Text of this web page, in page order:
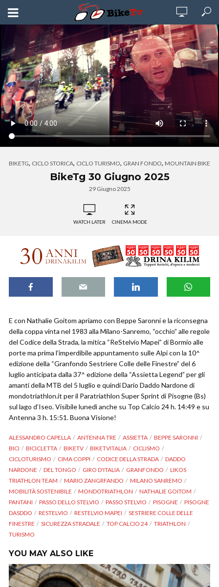
BIKETG, CICLO STORICA, CICLO TURISMO, GRAN FONDO, MOUNTAIN BIKE
BikeTg 30 Giugno 2025
29 Giugno 2025
WATCH LATER CINEMA MODE
E con Nathalie Goitom apriamo con Beppe Saronni e la riconsegna
della coppa vinta nel 1983 alla Milano-Sanremo, “occhio” alle regole
del Codice della Strada, la mitica “ReStelvio Mapei” di Bormio alle
porte ma prima l’imperdibile appuntamento sulle Alpi con la 10^
edizione della “Granfondo Sestriere Colle delle Finestre” del 6
luglio anticipata dalla 37^ edizione della “Assietta Legend” per gli
amanti della MTB del 5 luglio e quindi Dario Daddo Nardone di
mondotriathlon.it per il Paratriathlon Super Sprint di Pisogne (Bs)
sul lago d’Iseo. Visibile lunedì anche su Top Calcio 24 h. 14:49 e su
Antenna 3 h. 15:51. Buona Visione!
ALESSANDRO CAPELLA ANTENNA TRE ASSIETTA
BEPPE SARONNI
BICI
BICICLETTA BIKETV BIKETVITALIA
CICLISMO
CICLOTURISMO
CIMA COPPI CODICE DELLA STRADA
DADDO
NARDONE
DEL TONGO GIRO D'ITALIA GRANFONDO
LIKOS
TRIATHLON TEAM
MARIO ZANGRFANDO
MILANO SANREMO
MOBILITÀ SOSTENIBILE
MONDOTRIATHLON
NATHALIE GOITOM
PANTANI
PASSO DELLO STELVIO PASSO STELVIO PISOGNE
PISOGNE
DASDDO
RESTELVIO RESTELVIO MAPEI
SESTRIERE COLLE DELLE
FINESTRE
SICUREZZA STRADALE TOP CALCIO 24
TRIATHLON
TURISMO
YOU MAY ALSO LIKE